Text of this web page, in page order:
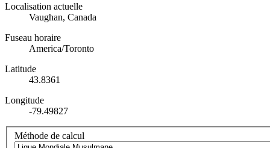
Localisation actuelle
Vaughan, Canada
Fuseau horaire
America/Toronto
Latitude
43.8361
Longitude
-79.49827
Méthode de calcul